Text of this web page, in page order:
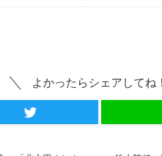
よかったらシェアしてね！